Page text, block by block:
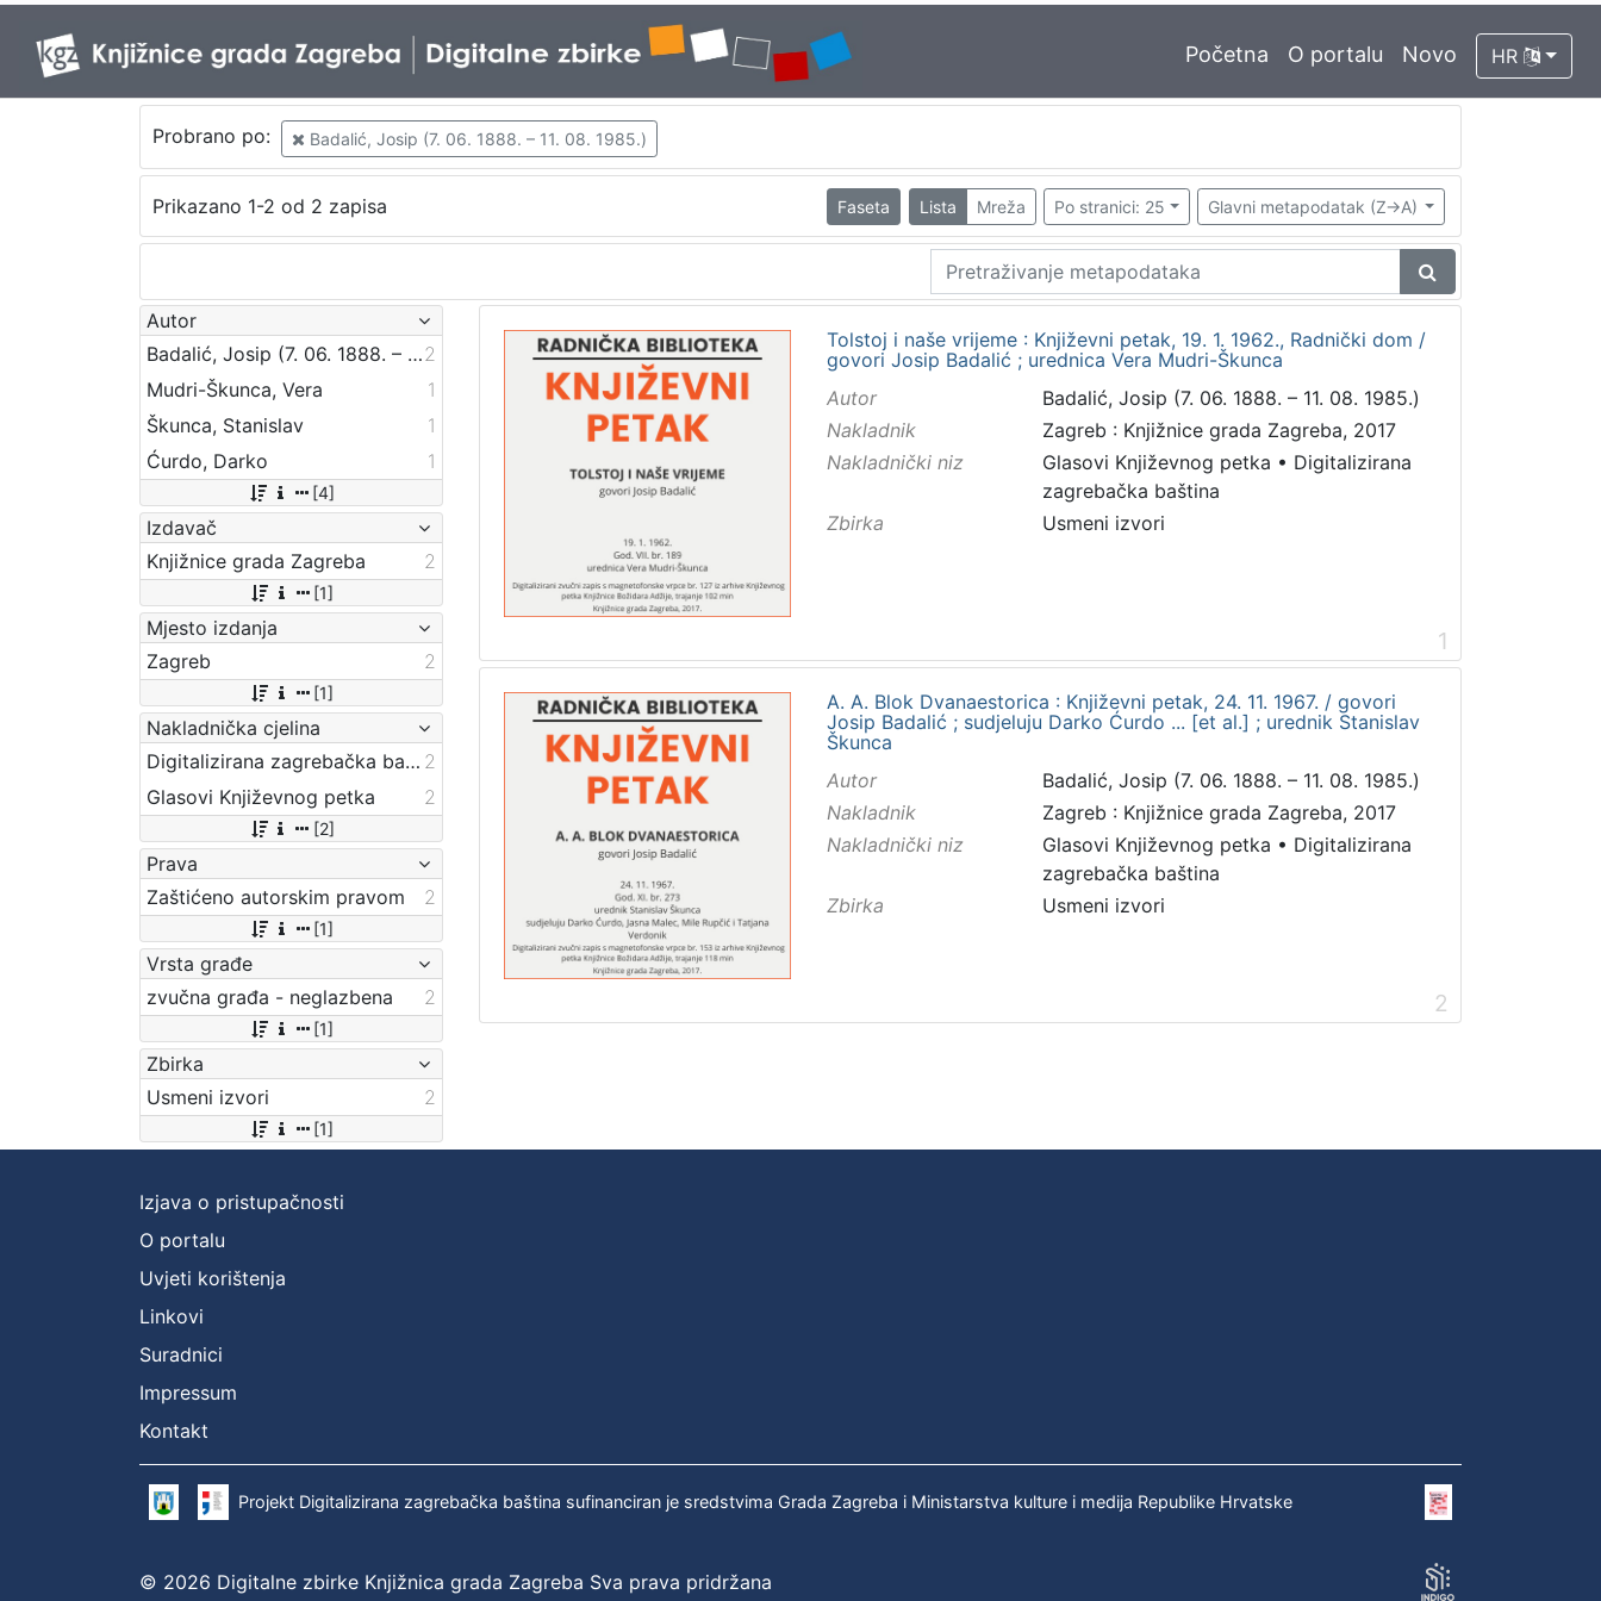
Početna O portalu Novo HR
Probrano po: Badalić, Josip (7. 06. 1888. – 11. 08. 1985.)
Prikazano 1-2 od 2 zapisa Faseta Lista Mreža Po stranici: 25 Glavni metapodatak (Z->A)
Autor
Badalić, Josip (7. 06. 1888. – 11. 08. 1985.)2
Mudri-Škunca, Vera
1
Škunca, Stanislav
1
Ćurdo, Darko
1
[4]
Izdavač
Knjižnice grada Zagreba
2
[1]
Mjesto izdanja
Zagreb
2
[1]
Nakladnička cjelina
Digitalizirana zagrebačka baština 2
Glasovi Književnog petka
2
[2]
Prava
Zaštićeno autorskim pravom
2
[1]
Vrsta građe
zvučna građa - neglazbena
2
[1]
Zbirka
Usmeni izvori
2
[1]
Tolstoj i naše vrijeme : Književni petak, 19. 1. 1962., Radnički dom /
govori Josip Badalić ; urednica Vera Mudri-Škunca
Autor
Badalić, Josip (7. 06. 1888. – 11. 08. 1985.)
Nakladnik
Zagreb : Knjižnice grada Zagreba, 2017
Nakladnički niz
Glasovi Književnog petka • Digitalizirana
zagrebačka baština
Zbirka
Usmeni izvori
1
A. A. Blok Dvanaestorica : Književni petak, 24. 11. 1967. / govori
Josip Badalić ; sudjeluju Darko Ćurdo ... [et al.] ; urednik Stanislav
Škunca
Autor
Badalić, Josip (7. 06. 1888. – 11. 08. 1985.)
Nakladnik
Zagreb : Knjižnice grada Zagreba, 2017
Nakladnički niz
Glasovi Književnog petka • Digitalizirana
zagrebačka baština
Zbirka
Usmeni izvori
2
Izjava o pristupačnosti
O portalu
Uvjeti korištenja
Linkovi
Suradnici
Impressum
Kontakt
Projekt Digitalizirana zagrebačka baština sufinanciran je sredstvima Grada Zagreba i Ministarstva kulture i medija Republike Hrvatske
© 2026 Digitalne zbirke Knjižnica grada Zagreba Sva prava pridržana